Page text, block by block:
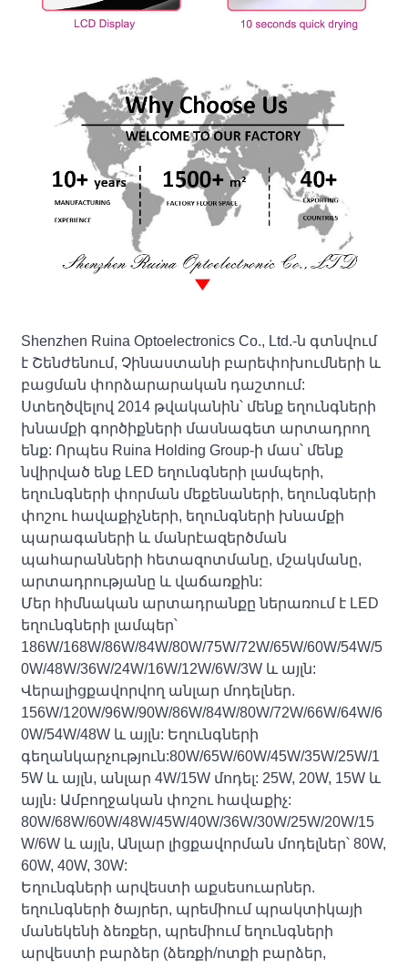
Shenzhen Ruina Optoelectronics Co., Ltd.-ն գտնվում
է Շենժենում, Չինաստանի բարեփոխումների և
բացման փորձարարական դաշտում:
Ստեղծվելով 2014 թվականին՝ մենք եղունգների
խնամքի գործիքների մասնագետ արտադրող
ենք: Որպես Ruina Holding Group-ի մաս՝ մենք
նվիրված ենք LED եղունգների լամպերի,
եղունգների փորման մեքենաների, եղունգների
փոշու հավաքիչների, եղունգների խնամքի
պարագաների և մանրէազերծման
պահարանների հետազոտմանը, մշակմանը,
արտադրությանը և վաճառքին:
Մեր հիմնական արտադրանքը ներառում է LED
եղունգների լամպեր՝
186W/168W/86W/84W/80W/75W/72W/65W/60W/54W/5
0W/48W/36W/24W/16W/12W/6W/3W և այլն:
Վերալիցքավորվող անլար մոդելներ.
156W/120W/96W/90W/86W/84W/80W/72W/66W/64W/6
0W/54W/48W և այլն: Եղունգների
գեղանկարչություն:80W/65W/60W/45W/35W/25W/1
5W և այլն, անլար 4W/15W մոդել: 25W, 20W, 15W և
այլն։ Ամբողջական փոշու հավաքիչ:
80W/68W/60W/48W/45W/40W/36W/30W/25W/20W/15
W/6W և այլն, Անլար լիցքավորման մոդելներ՝ 80W,
60W, 40W, 30W:
Եղունգների արվեստի աքսեսուարներ.
եղունգների ծայրեր, պրեմիում պրակտիկայի
մանեկենի ձեռքեր, պրեմիում եղունգների
արվեստի բարձեր (ձեռքի/ոտքի բարձեր,